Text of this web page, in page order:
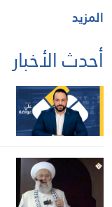
المزيد
أحدث الأخبار